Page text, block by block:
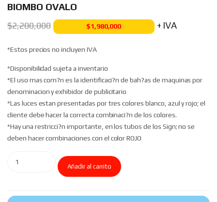
BIOMBO OVALO
$2,200,000 $1,980,000 + IVA
*Estos precios no incluyen IVA
*Disponibilidad sujeta a inventario
*El uso mas com?n es la identificaci?n de bah?as de maquinas por
denominacion y exhibidor de publicitario
*Las luces estan presentadas por tres colores blanco, azul y rojo; el
cliente debe hacer la correcta combinaci?n de los colores.
*Hay una restricci?n importante, en los tubos de los Sign; no se
deben hacer combinaciones con el color ROJO
Añadir al carrito